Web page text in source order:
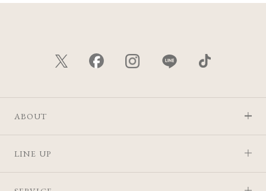
ABOUT
LINE UP